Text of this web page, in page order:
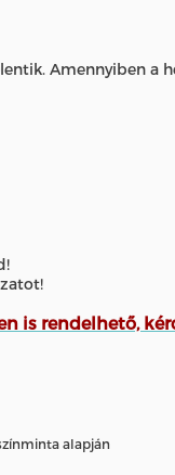
Amennyiben a
is rendelhető,
alapján